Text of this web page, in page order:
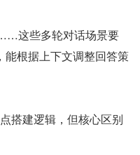
这些多轮对话场景要
能根据上下文调整回答策
搭建逻辑，但核心区别